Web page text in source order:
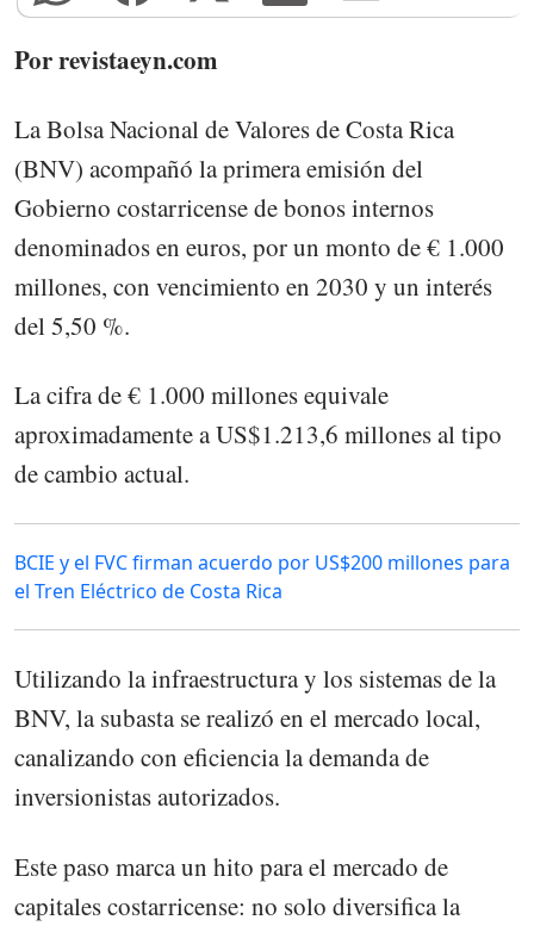
Por revistaeyn.com
La Bolsa Nacional de Valores de Costa Rica
(BNV) acompañó la primera emisión del
Gobierno costarricense de bonos internos
denominados en euros, por un monto de € 1.000
millones, con vencimiento en 2030 y un interés
del 5,50 %.
La cifra de € 1.000 millones equivale
aproximadamente a US$1.213,6 millones al tipo
de cambio actual.
BCIE y el FVC firman acuerdo por US$200 millones para
el Tren Eléctrico de Costa Rica
Utilizando la infraestructura y los sistemas de la
BNV, la subasta se realizó en el mercado local,
canalizando con eficiencia la demanda de
inversionistas autorizados.
Este paso marca un hito para el mercado de
capitales costarricense: no solo diversifica la